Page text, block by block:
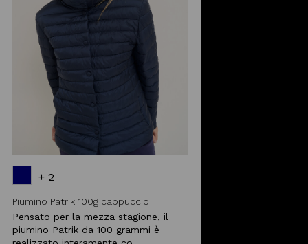
+ 2
Piumino Patrik 100g cappuccio
Pensato per la mezza stagione, il
piumino Patrik da 100 grammi è